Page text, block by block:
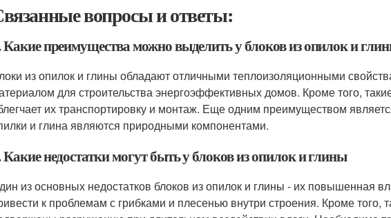
вопросы и ответы:
Какие преимущества можно выделить у блоков из опилок и
из опилок и глины обладают отличными теплоизоляционными
для строительства энергоэффективных домов. Кроме того,
их транспортировку и монтаж. Еще одним преимуществом
и глина являются природными компонентами.
Какие недостатки могут быть у блоков из опилок и глины
из основных недостатков блоков из опилок и глины - их повышенная
к проблемам с грибками и плесенью внутри строения. Кроме того,